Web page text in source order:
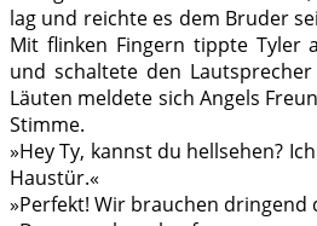
lag und reichte es dem Bruder
Mit flinken Fingern tippte Tyler
und schaltete den
Läuten meldete sich Angels
Stimme.
»Hey Ty, kannst du hellsehen?
Haustür.«
»Perfekt! Wir brauchen dringend